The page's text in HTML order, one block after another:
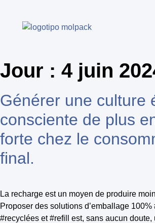
Jour : 4 juin
Générer une culture
consciente de plus
forte chez le
final.
La recharge est un moyen de produire
Proposer des solutions d’emballage 100%
#recyclées et #refill est, sans aucun doute,